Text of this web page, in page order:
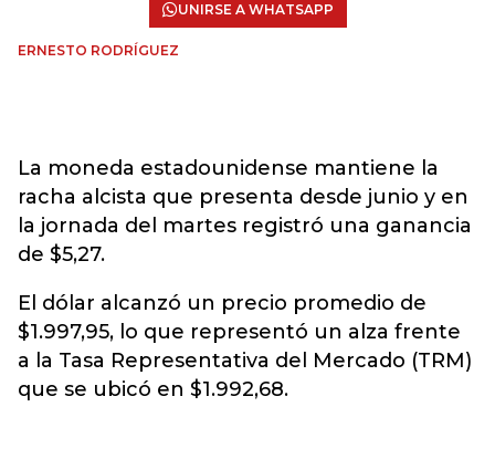
UNIRSE A WHATSAPP
ERNESTO RODRÍGUEZ
La moneda estadounidense mantiene la
racha alcista que presenta desde junio y en
la jornada del martes registró una ganancia
de $5,27.
El dólar alcanzó un precio promedio de
$1.997,95, lo que representó un alza frente
a la Tasa Representativa del Mercado (TRM)
que se ubicó en $1.992,68.